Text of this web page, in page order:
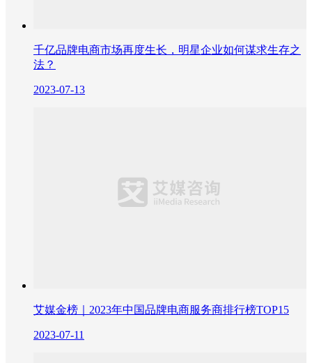
千亿品牌电商市场再度生长，明星企业如何谋求生存之
法？
2023-07-13
艾媒金榜｜2023年中国品牌电商服务商排行榜TOP15
2023-07-11